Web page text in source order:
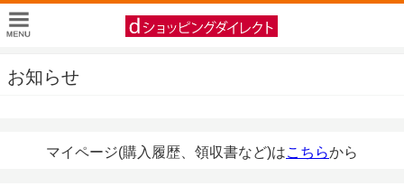
お知らせ
マイページ(購入履歴、領収書など)はこちらから